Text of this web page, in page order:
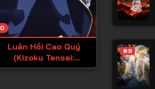
0
Luân Hồi Cao Quý
(Kizoku Tensei:
Megumareta Umare
#9